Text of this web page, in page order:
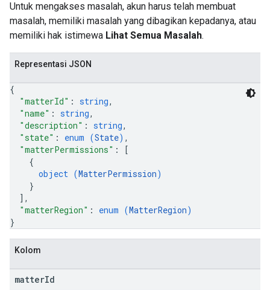
Untuk mengakses masalah, akun harus telah membuat
masalah, memiliki masalah yang dibagikan kepadanya, atau
memiliki hak istimewa Lihat Semua Masalah.
Representasi JSON
{
"matterId" : string,
"name" : string,
"description" : string,
"state" : enum (State) ,
"matterPermissions" :
[
{
object (MatterPermission)
}
] ,
"matterRegion" : enum (MatterRegion)
}
Kolom
matterId